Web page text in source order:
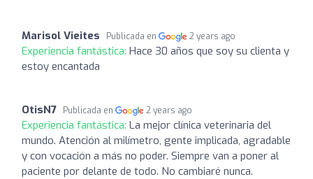
Marisol Vieites Publicada en 2 years ago
Experiencia fantástica: Hace 30 años que soy su clienta y
estoy encantada
OtisN7 Publicada en 2 years ago
Experiencia fantástica: La mejor clínica veterinaria del
mundo. Atención al milímetro, gente implicada, agradable
y con vocación a más no poder. Siempre van a poner al
paciente por delante de todo. No cambiaré nunca.